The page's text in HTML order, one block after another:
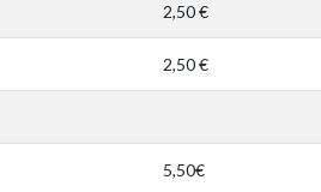
2,50 €
2,50 €
5,50€